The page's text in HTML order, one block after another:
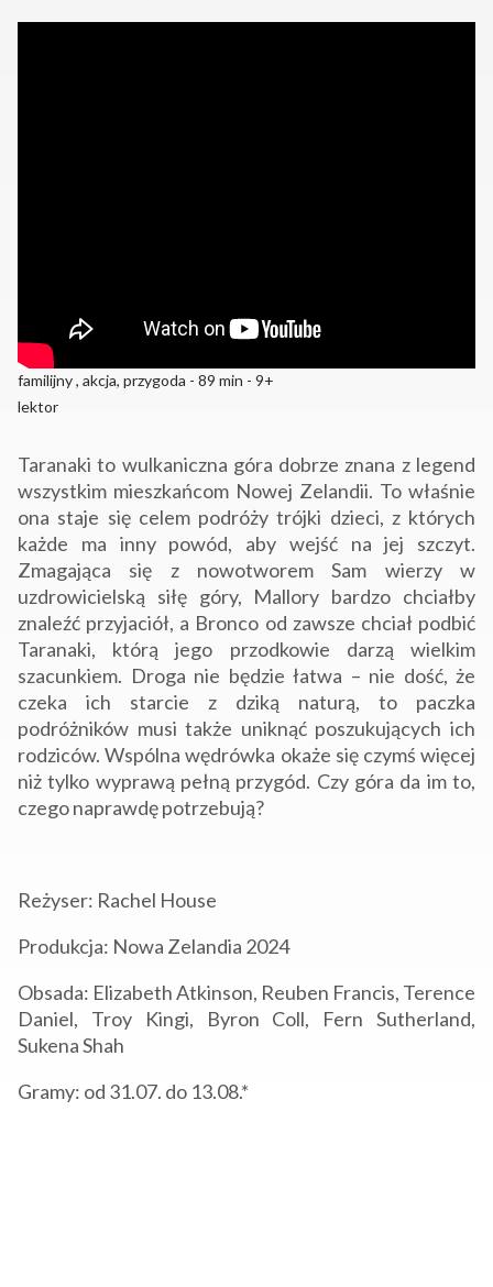
familijny , akcja, przygoda - 89 min - 9+
lektor
Taranaki to wulkaniczna góra dobrze znana z legend
wszystkim mieszkańcom Nowej Zelandii. To właśnie
ona staje się celem podróży trójki dzieci, z których
każde ma inny powód, aby wejść na jej szczyt.
Zmagająca się z nowotworem Sam wierzy w
uzdrowicielską siłę góry, Mallory bardzo chciałby
znaleźć przyjaciół, a Bronco od zawsze chciał podbić
Taranaki, którą jego przodkowie darzą wielkim
szacunkiem. Droga nie będzie łatwa – nie dość, że
czeka ich starcie z dziką naturą, to paczka
podróżników musi także uniknąć poszukujących ich
rodziców. Wspólna wędrówka okaże się czymś więcej
niż tylko wyprawą pełną przygód. Czy góra da im to,
czego naprawdę potrzebują?
Reżyser: Rachel House
Produkcja: Nowa Zelandia 2024
Obsada: Elizabeth Atkinson, Reuben Francis, Terence
Daniel, Troy Kingi, Byron Coll, Fern Sutherland,
Sukena Shah
Gramy: od 31.07. do 13.08.*